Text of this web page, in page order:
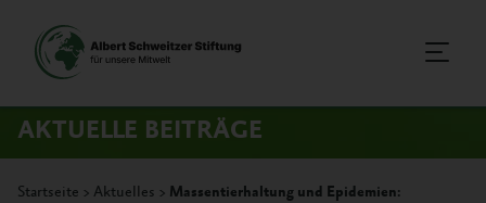
AKTUELLE BEITRÄGE
Startseite > Aktuelles > Massentierhaltung und Epidemien: